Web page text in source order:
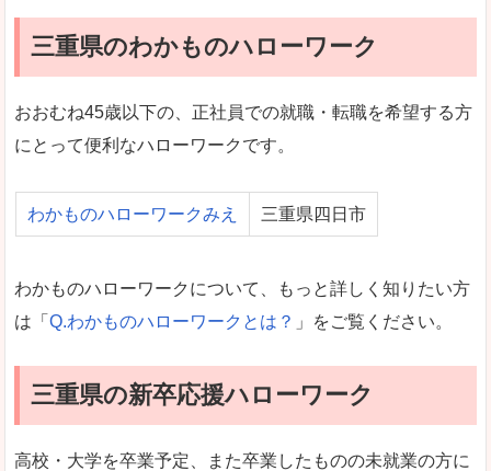
三重県のわかものハローワーク
おおむね45歳以下の、正社員での就職・転職を希望する方
にとって便利なハローワークです。
わかものハローワークみえ 三重県四日市
わかものハローワークについて、もっと詳しく知りたい方
は「 Q.わかものハローワークとは？ 」をご覧ください。
三重県の新卒応援ハローワーク
高校・大学を卒業予定、また卒業したものの未就業の方に